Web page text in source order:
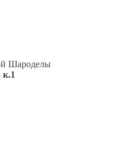
Шароделы